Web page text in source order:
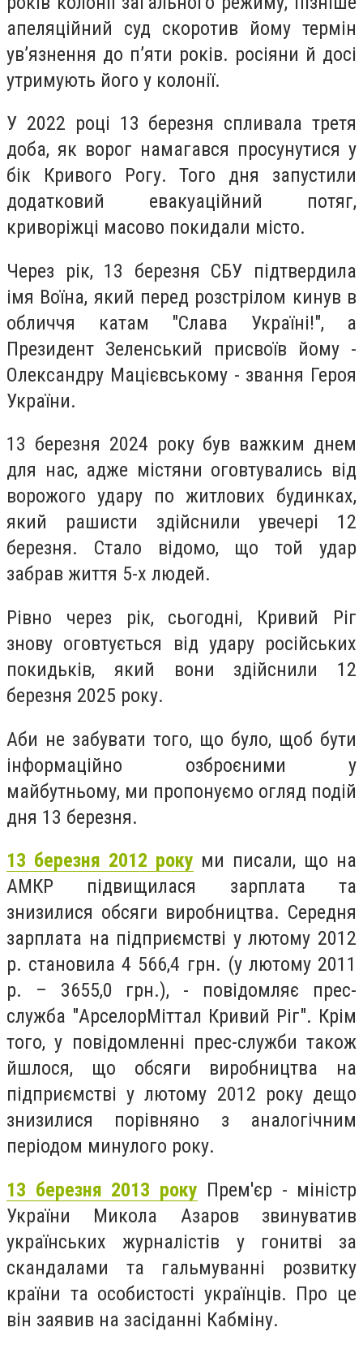
апеляційний суд скоротив йому термін
ув’язнення до п’яти років. росіяни й досі
утримують його у колонії.
У 2022 році 13 березня спливала третя
доба, як ворог намагався просунутися у
бік Кривого Рогу. Того дня запустили
додатковий евакуаційний потяг,
криворіжці масово покидали місто.
Через рік, 13 березня СБУ підтвердила
імя Воїна, який перед розстрілом кинув в
обличчя катам "Слава Україні!", а
Президент Зеленський присвоїв йому -
Олександру Мацієвському - звання Героя
України.
13 березня 2024 року був важким днем
для нас, адже містяни оговтувались від
ворожого удару по житлових будинках,
який рашисти здійснили увечері 12
березня. Стало відомо, що той удар
забрав життя 5-х людей.
Рівно через рік, сьогодні, Кривий Ріг
знову оговтується від удару російських
покидьків, який вони здійснили 12
березня 2025 року.
Аби не забувати того, що було, щоб бути
інформаційно озброєними у
майбутньому, ми пропонуємо огляд подій
дня 13 березня.
13 березня 2012 року ми писали, що на
АМКР підвищилася зарплата та
знизилися обсяги виробництва. Середня
зарплата на підприємстві у лютому 2012
р. становила 4 566,4 грн. (у лютому 2011
р. – 3655,0 грн.), - повідомляє прес-
служба "АрселорМіттал Кривий Ріг". Крім
того, у повідомленні прес-служби також
йшлося, що обсяги виробництва на
підприємстві у лютому 2012 року дещо
знизилися порівняно з аналогічним
періодом минулого року.
13 березня 2013 року Прем'єр - міністр
України Микола Азаров звинуватив
українських журналістів у гонитві за
скандалами та гальмуванні розвитку
країни та особистості українців. Про це
він заявив на засіданні Кабміну.